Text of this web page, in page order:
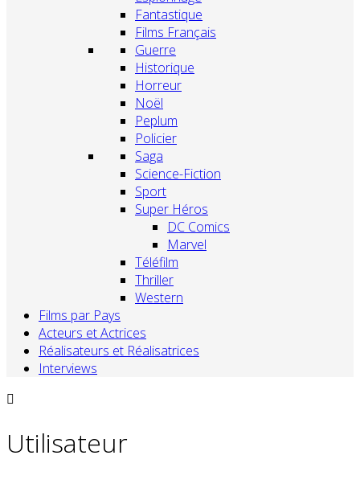
Fantastique
Films Français
Guerre
Historique
Horreur
Noël
Peplum
Policier
Saga
Science-Fiction
Sport
Super Héros
DC Comics
Marvel
Téléfilm
Thriller
Western
Films par Pays
Acteurs et Actrices
Réalisateurs et Réalisatrices
Interviews
Utilisateur